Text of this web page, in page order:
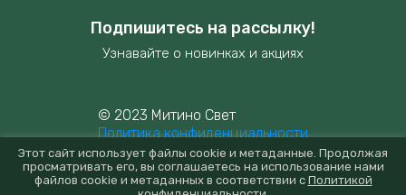
© 2023 Митино Свет
Политика конфиденциальности
Подпишитесь на рассылку!
Узнавайте о новинках и акциях
Этот сайт использует файлы cookie и метаданные. Продолжая
просматривать его, вы соглашаетесь на использование нами
файлов cookie и метаданных в соответствии с Политикой